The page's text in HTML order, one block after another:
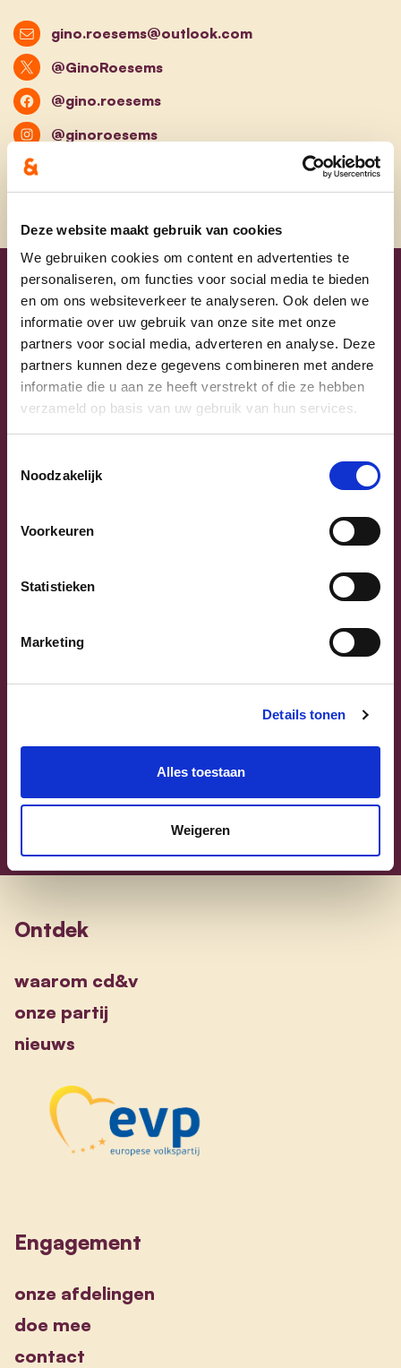
Deze website maakt gebruik van cookies
We gebruiken cookies om content en advertenties te
personaliseren, om functies voor social media te bieden
en om ons websiteverkeer te analyseren. Ook delen we
informatie over uw gebruik van onze site met onze
partners voor social media, adverteren en analyse. Deze
partners kunnen deze gegevens combineren met andere
informatie die u aan ze heeft verstrekt of die ze hebben
verzameld op basis van uw gebruik van hun services.
Noodzakelijk
Voorkeuren
Statistieken
Marketing
Details tonen
Alles toestaan
Weigeren
gino.roesems@outlook.com
@GinoRoesems
@gino.roesems
@ginoroesems
Uw lijsttrekkers
Sammy Mahdi
Vlaams-Brabant | Federaal Parlement
Sammy Mahdi
Previous Next
alle kandidaten
Ontdek
waarom cd&v
onze partij
nieuws
Engagement
onze afdelingen
doe mee
contact